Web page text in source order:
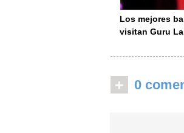
Los mejores
visitan Guru
+ 0